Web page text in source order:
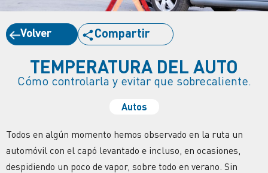
Volver Compartir
TEMPERATURA DEL AUTO
Cómo controlarla y evitar que sobrecaliente.
Autos
Todos en algún momento hemos observado en la ruta un
automóvil con el capó levantado e incluso, en ocasiones,
despidiendo un poco de vapor, sobre todo en verano. Sin